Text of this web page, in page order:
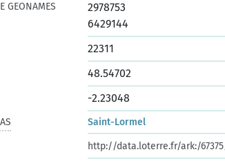
GEONAMES
2978753
6429144
22311
48.54702
-2.23048
Saint-Lormel
http://data.loterre.fr/ark:/